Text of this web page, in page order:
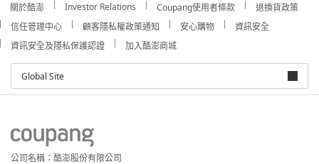
關於酷澎 Investor Relations Coupang使用者條款
退換貨政策
信任管理中心
顧客隱私權政策通知 安心購物
資訊安全
資訊安全及隱私保護認證
加入酷澎商城
Global Site
公司名稱：酷澎股份有限公司